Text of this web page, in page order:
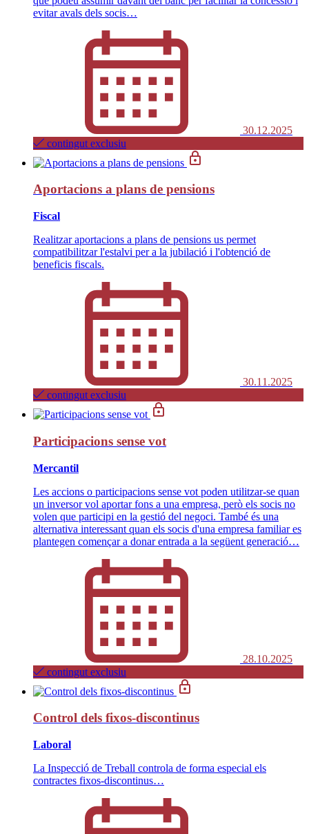
evitar avals dels socis…
30.12.2025
contingut exclusiu
Aportacions a plans de pensions
Fiscal
Realitzar aportacions a plans de pensions us permet
compatibilitzar l'estalvi per a la jubilació i l'obtenció de
beneficis fiscals.
30.11.2025
contingut exclusiu
Participacions sense vot
Mercantil
Les accions o participacions sense vot poden utilitzar-se quan
un inversor vol aportar fons a una empresa, però els socis no
volen que participi en la gestió del negoci. També és una
alternativa interessant quan els socis d'una empresa familiar es
plantegen començar a donar entrada a la següent generació…
28.10.2025
contingut exclusiu
Control dels fixos-discontinus
Laboral
La Inspecció de Treball controla de forma especial els
contractes fixos-discontinus…